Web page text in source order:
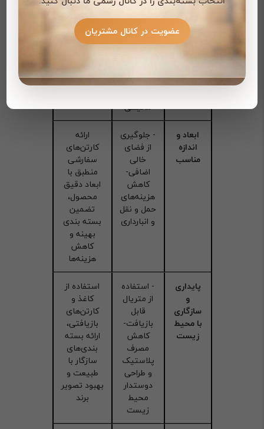
در برابر
فشار،
رطوبت و
ضربه
برابر
جابجایی،
لرزش و
ضربه-
رطوبت و
محیطی
مرغوب و
ساختار
تقویت شده
در کارتن
جلوگیری از
آسیب دیدن
ابعاد و
اندازه
مناسب
- جلوگیری
از فضای
خالی
اضافی-
کاهش
هزینه‌های
حمل و نقل
و انبارداری
ارائه
کارتن‌های
سفارشی
منطبق با
ابعاد دقیق
محصول،
تضمین
بسته بندی
بهینه و
کاهش
هزینه‌ها
پایداری
و
سازگاری
با محیط
زیست
- استفاده
از متریال
قابل
بازیافت-
کاهش
مصرف
پلاستیک
و طراحی
دوستدار
محیط
زیست
استفاده از
کاغذ و
کارتن‌های
بازیافتی،
ارائه بسته
بندی‌های
سازگار با
طبیعت و
بهبود تصویر
برند
عضویت در کانال مشتریان